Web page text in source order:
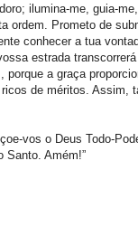
ilumina-me, guia-
ordem. Prometo de
conhecer a tua
estrada
a graça
de méritos. Assim,
vos o Deus Todo-
Santo. Amém!”